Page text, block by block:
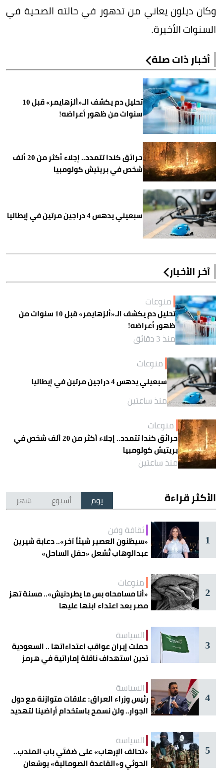
وكان ديلون يعاني من تدهور في حالته الصحية في
السنوات الأخيرة.
أخبار ذات صلة
تحليل دم يكشف الـ«ألزهايمر» قبل 10
سنوات من ظهور أعراضه!
حرائق كندا تتمدد.. إجلاء أكثر من 20 ألف
شخص في بريتيش كولومبيا
سبعيني يدهس 4 دراجين مرتين في إيطاليا
آخر الأخبار
منوعات
تحليل دم يكشف الـ«ألزهايمر» قبل 10 سنوات من
ظهور أعراضه!
منذ 3 دقائق
منوعات
سبعيني يدهس 4 دراجين مرتين في إيطاليا
منذ ساعتين
منوعات
حرائق كندا تتمدد.. إجلاء أكثر من 20 ألف شخص في
بريتيش كولومبيا
منذ ساعتين
الأكثر قراءة يوم أسبوع شهر
1
ثقافة وفن
«سيظنون العصير شيئاً آخر».. دعابة شيرين
عبدالوهاب تُشعل «حفل الساحل»
2
منوعات
«أنا مسامحاه بس ما يطردنيش».. مسنة تهز
مصر بعد اعتداء ابنها عليها
3
السياسة
حملت إيران عواقب اعتداءاتها .. السعودية
تدين استهداف ناقلة إماراتية في هرمز
4
السياسة
رئيس وزراء العراق: علاقات متوازنة مع دول
الجوار.. ولن نسمح باستخدام أراضينا لتهديد
5
السياسة
«تحالف الإرهاب» على ضفتَي باب المندب..
الحوثي و«القاعدة الصومالية» يوسّعان